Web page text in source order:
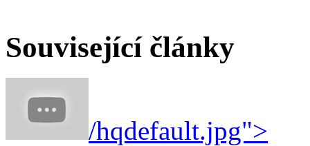
Související články
/hqdefault.jpg">